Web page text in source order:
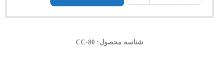
شناسه محصول: CC-80